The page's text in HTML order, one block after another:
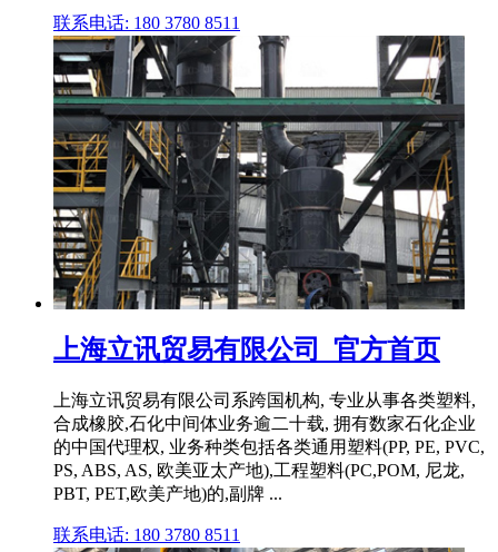
联系电话: 180 3780 8511
上海立讯贸易有限公司_官方首页
上海立讯贸易有限公司系跨国机构, 专业从事各类塑料,
合成橡胶,石化中间体业务逾二十载, 拥有数家石化企业
的中国代理权, 业务种类包括各类通用塑料(PP, PE, PVC,
PS, ABS, AS, 欧美亚太产地),工程塑料(PC,POM, 尼龙,
PBT, PET,欧美产地)的,副牌 ...
联系电话: 180 3780 8511